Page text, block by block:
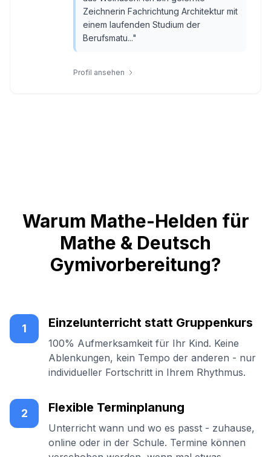
Zeichnerin Fachrichtung Architektur mit
einem laufenden Studium der
Berufsmatu..."
Profil ansehen
Warum Mathe-Helden für
Mathe & Deutsch
Gymivorbereitung?
1 Einzelunterricht statt Gruppenkurs
100% Aufmerksamkeit für Ihr Kind. Keine
Ablenkungen, kein Tempo der anderen - nur
individueller Fortschritt in Ihrem Rhythmus.
2 Flexible Terminplanung
Unterricht wann und wo es passt - zuhause,
online oder in der Schule. Termine können